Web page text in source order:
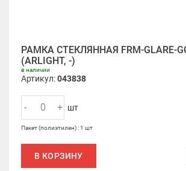
РАМКА СТЕКЛЯННАЯ FRM-GLARE-
(ARLIGHT, -)
в наличии
Артикул:043838
- + шт
Пакет (полиэтилен) : 1 шт
В КОРЗИНУ